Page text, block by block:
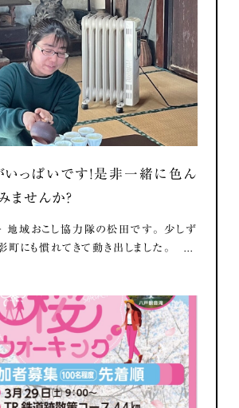
いっぱいです！是非一緒に色ん
ませんか？
域おこし協力隊の松田です。 少しず
町にも慣れてきて動き出しました。 ...